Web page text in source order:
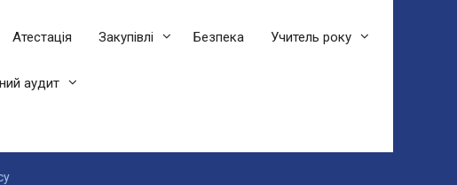
Атестація Закупівлі Безпека Учитель року
аудит